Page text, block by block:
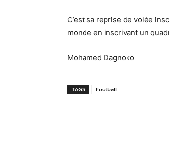
C’est sa reprise de volée
monde en inscrivant un
Mohamed Dagnoko
TAGS Football